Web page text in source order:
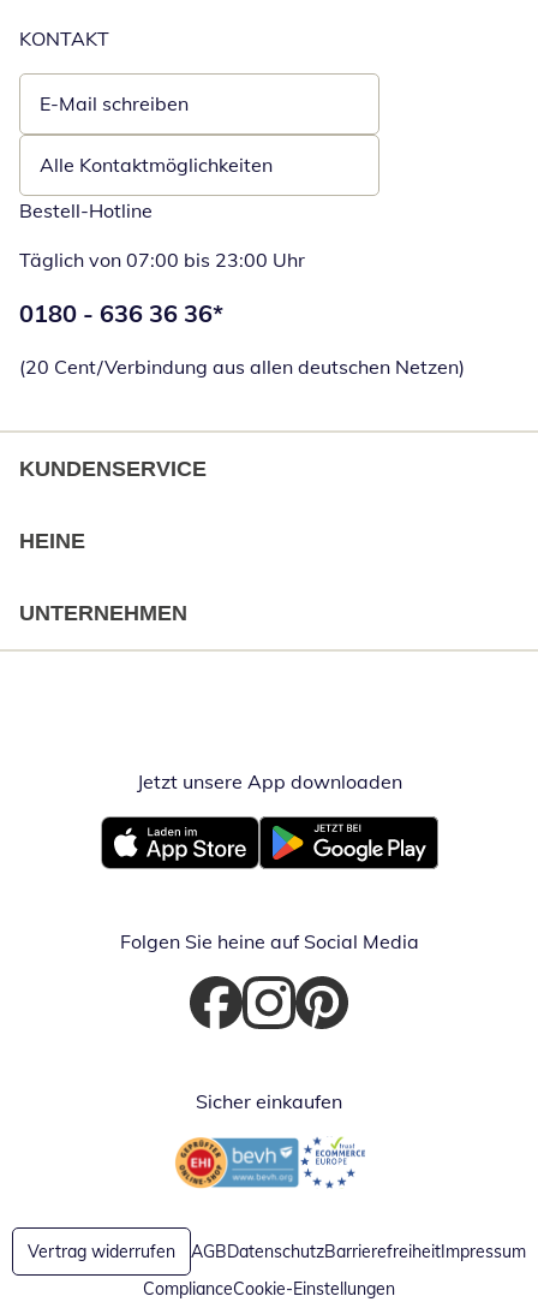
KONTAKT
E-Mail schreiben
Öffnet E-Mail-Client
Alle Kontaktmöglichkeiten
Bestell-Hotline
Täglich von 07:00 bis 23:00 Uhr
Telefonnummer:
0180 - 636 36 36*
(20 Cent/Verbindung aus allen deutschen Netzen)
KUNDENSERVICE
HEINE
UNTERNEHMEN
Jetzt unsere App downloadenÖffnet in
Öffnet in neuem FensterÖffnet in neuem Fenster
Folgen Sie heine auf Social Media
Öffnet in neuem Fenster
Öffnet in neuem Fenster
Öffnet in neuem Fenster
Sicher einkaufen
Öffnet in neuem FensterÖffnet in neuem Fenster
Vertrag widerrufen AGBDatenschutzBarrierefreiheitImpressum
ComplianceCookie-Einstellungen